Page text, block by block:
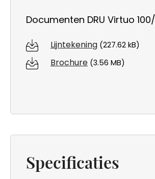
Documenten DRU Virtuo
Lijntekening (227.62 kB)
Brochure (3.56 MB)
Specificaties